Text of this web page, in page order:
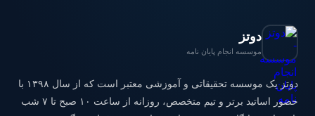
دوتز
موسسه انجام پایان نامه
دوتز یک موسسه تحقیقاتی و آموزشی معتبر است که از سال ۱۳۹۸ با
حضور اساتید برتر و تیم متخصص، روزانه از ساعت ۱۰ صبح تا ۷ شب